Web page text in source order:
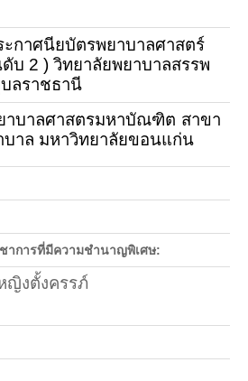
รบัณฑิต
(เกษตรศาสตร์)
ต
ะกาศนียบัตรพยาบาลศาสตร์
ดับ 2 ) วิทยาลัยพยาบาลสรรพ
ลราชธานี
าบาลศาสตรมหาบัณฑิต สาขา
บาล มหาวิทยาลัยขอนแก่น
าการที่มีความชำนาญพิเศษ:
ญิงตั้งครรภ์